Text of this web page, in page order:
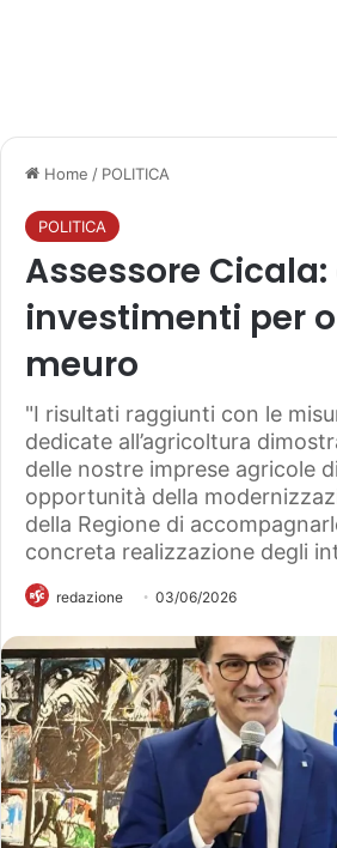
Home / POLITICA
POLITICA
Assessore
investimenti per
meuro
"I risultati raggiunti con le
dedicate all’agricoltura
delle nostre imprese agricole
opportunità della
della Regione di
concreta realizzazione degli
redazione 03/06/2026